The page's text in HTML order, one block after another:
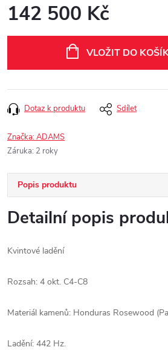
142 500 Kč
VLOŽIT DO
Dotaz k produktu Sdílet
Značka:ADAMS
Záruka: 2 roky
Popis produktu
Detailní popis
Kvintové ladění
Rozsah: 4 okt. C4-C8
Materiál kamenů: Honduras Rosewood
Ladění: 442 Hz.